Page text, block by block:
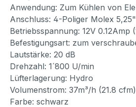
Anwendung: Zum Kühlen von
Anschluss: 4-Poliger Molex
Betriebsspannung: 12V 0.12Amp
Befestigungsart: zum
Lautstärke: 20 dB
Drehzahl: 1´800 U/min
Lüfterlagerung: Hydro
Volumenstrom: 37m³/h (21.8 cfm)
Farbe: schwarz